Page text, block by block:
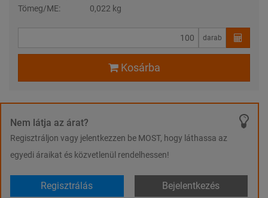
Tömeg/ME:
0,022 kg
darab
Kosárba
Nem látja az árat?
Regisztráljon vagy jelentkezzen be MOST, hogy láthassa az
egyedi áraikat és közvetlenül rendelhessen!
Regisztrálás Bejelentkezés